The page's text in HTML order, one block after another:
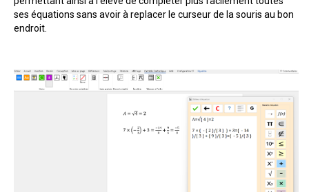
ses équations sans avoir à replacer le curseur de la souris au bon
endroit.